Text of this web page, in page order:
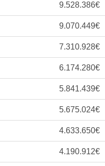
9.528.386€
9.070.449€
7.310.928€
6.174.280€
5.841.439€
5.675.024€
4.633.650€
4.190.912€